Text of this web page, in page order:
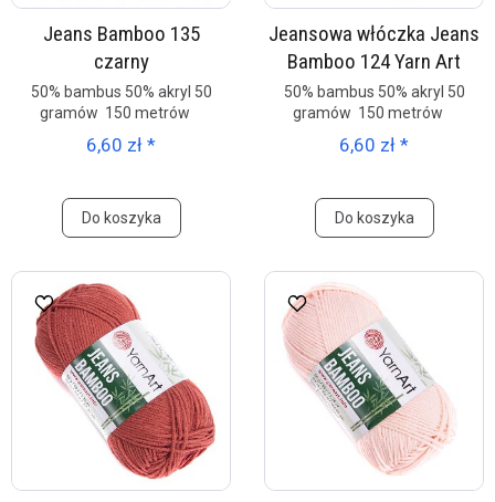
Jeans Bamboo 135
czarny
50% bambus 50% akryl 50
gramów 150 metrów
6,60 zł *
Do koszyka
Jeansowa włóczka Jeans
Bamboo 124 Yarn Art
50% bambus 50% akryl 50
gramów 150 metrów
6,60 zł *
Do koszyka